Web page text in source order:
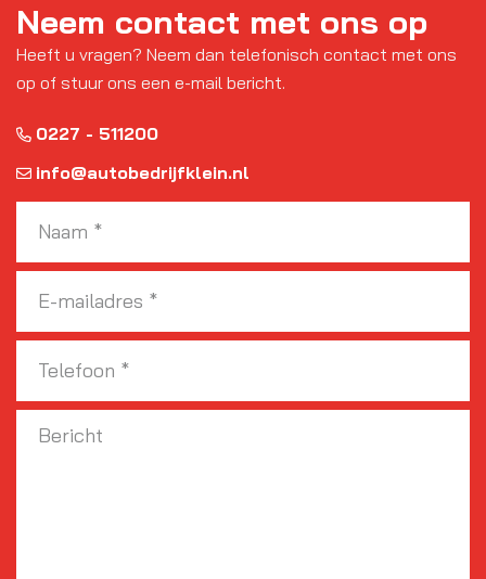
Neem contact met ons op
Heeft u vragen? Neem dan telefonisch contact met ons
op of stuur ons een e-mail bericht.
0227 - 511200
info@autobedrijfklein.nl